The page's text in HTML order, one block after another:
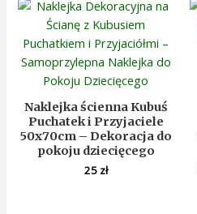
Naklejka ścienna Kubuś
Puchatek i Przyjaciele
50x70cm – Dekoracja do
pokoju dziecięcego
25 zł